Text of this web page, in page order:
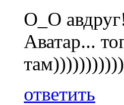
О_О
Аватар...
ответить